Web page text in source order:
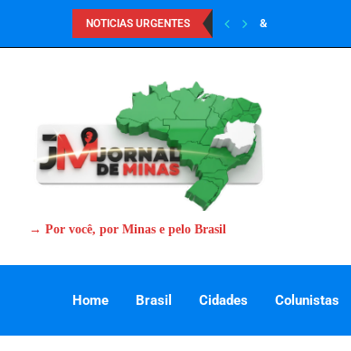
NOTICIAS URGENTES &
→ Por você, por Minas e pelo Brasil
Home Brasil Cidades Colunistas